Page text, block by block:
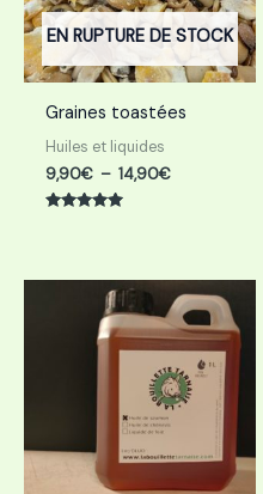
EN RUPTURE DE STOCK
Graines toastées
Huiles et liquides
9,90€ – 14,90€